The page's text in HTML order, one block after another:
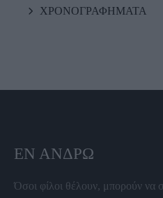
ΧΡΟΝΟΓΡΑΦΗΜΑΤΑ
ΕΝ ΆΝΔΡΩ
Όσοι φίλοι θέλουν, μπορούν να